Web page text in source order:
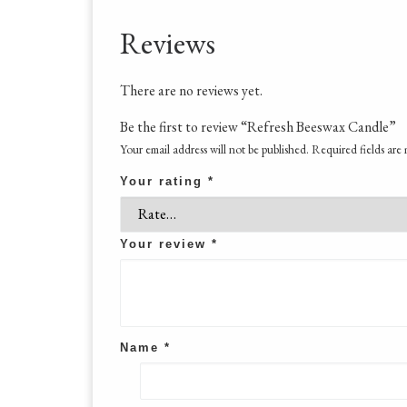
Reviews
There are no reviews yet.
Be the first to review “Refresh Beeswax Candle”
Your email address will not be published. Required fields are
Your rating *
Your review *
Name *